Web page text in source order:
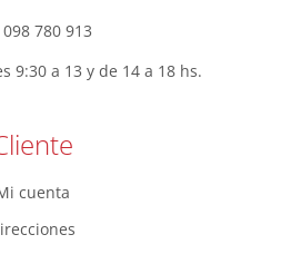
098 780 913
9:30 a 13 y de 14 a 18 hs.
cuenta